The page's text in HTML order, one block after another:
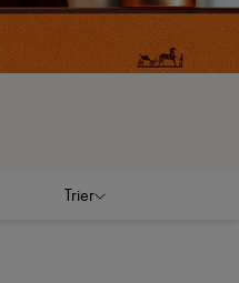
Trier